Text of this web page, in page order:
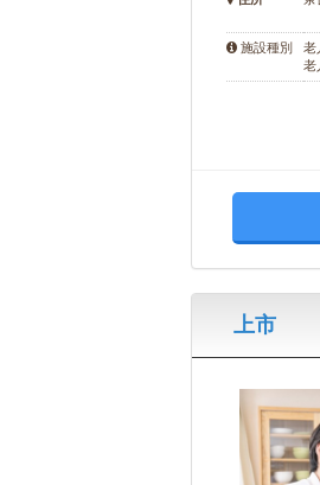
施設種別
老
老
上市